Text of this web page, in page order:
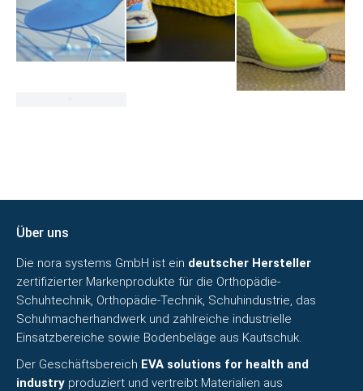
Über uns
Die nora systems GmbH ist ein deutscher Hersteller
zertifizierter Markenprodukte für die Orthopädie-
Schuhtechnik, Orthopädie-Technik, Schuhindustrie, das
Schuhmacherhandwerk und zahlreiche industrielle
Einsatzbereiche sowie Bodenbeläge aus Kautschuk.
Der Geschäftsbereich EVA solutions for health and
industry produziert und vertreibt Materialien aus